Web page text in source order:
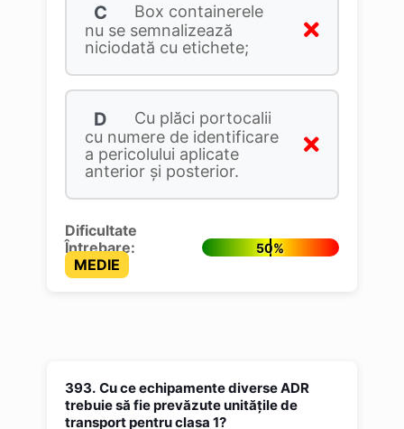
C
Box containerele
nu se semnalizează
niciodată cu etichete;
D
Cu plăci portocalii
cu numere de identificare
a pericolului aplicate
anterior și posterior.
Dificultate
Întrebare:
MEDIE
50%
393. Cu ce echipamente diverse ADR
trebuie să fie prevăzute unităţile de
transport pentru clasa 1?